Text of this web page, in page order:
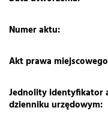
Numer aktu:
Akt prawa
Jednolity identyfikator
dzienniku urzędowym: